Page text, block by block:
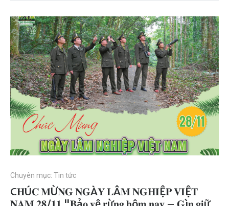
Chuyên mục: Tin tức
C𝐇Ú𝐂 𝐌Ừ𝐍𝐆 𝐍𝐆À𝐘 𝐋Â𝐌 𝐍𝐆𝐇𝐈Ệ𝐏 𝐕𝐈Ệ𝐓